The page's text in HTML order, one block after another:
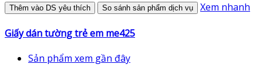
Thêm vào DS yêu thích So sánh sản phẩm dịch vụ Xem nhanh
Giấy dán tường trẻ em me425
Sản phẩm xem gần đây